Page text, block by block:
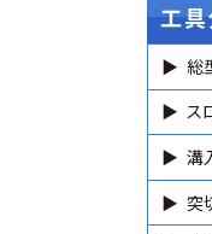
工
総
ス
溝
突